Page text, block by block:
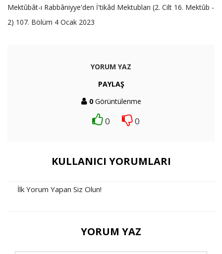
Mektûbât-ı Rabbâniyye'den İ'tikâd Mektubları (2. Cilt 16. Mektûb -
2) 107. Bölüm 4 Ocak 2023
YORUM YAZ
PAYLAŞ
0Görüntülenme
0 0
KULLANICI YORUMLARI
İlk Yorum Yapan Siz Olun!
YORUM YAZ